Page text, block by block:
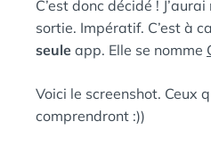
L
E
D
A
N
C’est donc décidé ! J’aurai
sortie. Impératif. C’est à
seule app. Elle se nomme
Voici le screenshot. Ceux
comprendront :))